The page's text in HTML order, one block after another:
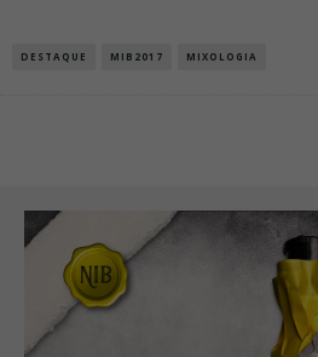
DESTAQUE MIB2017 MIXOLOGIA